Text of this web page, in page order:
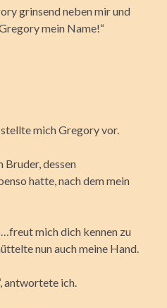
grinsend neben mir und
mein Name!“
stellte mich Gregory vor.
Bruder, dessen
hatte, nach dem mein
mich dich kennen zu
nun auch meine Hand.
antwortete ich.